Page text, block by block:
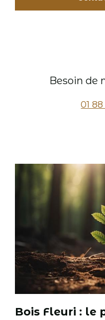
Besoin de
01
Bois Fleuri : le